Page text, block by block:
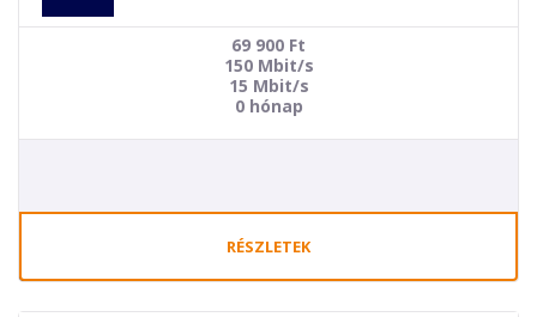
69 900 Ft
150 Mbit/s
15 Mbit/s
0 hónap
RÉSZLETEK